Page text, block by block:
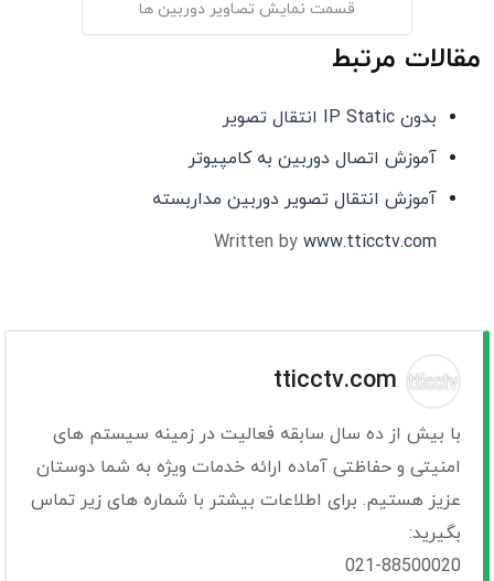
قسمت نمایش تصاویر دوربین ها
مقالات مرتبط
بدون IP Static انتقال تصویر
آموزش اتصال دوربین به کامپیوتر
آموزش انتقال تصویر دوربین مداربسته
Written by www.tticctv.com
tticctv.com
با بیش از ده سال سابقه فعالیت در زمینه سیستم های
امنیتی و حفاظتی آماده ارائه خدمات ویژه به شما دوستان
عزیز هستیم. برای اطلاعات بیشتر با شماره های زیر تماس
بگیرید:
021-88500020